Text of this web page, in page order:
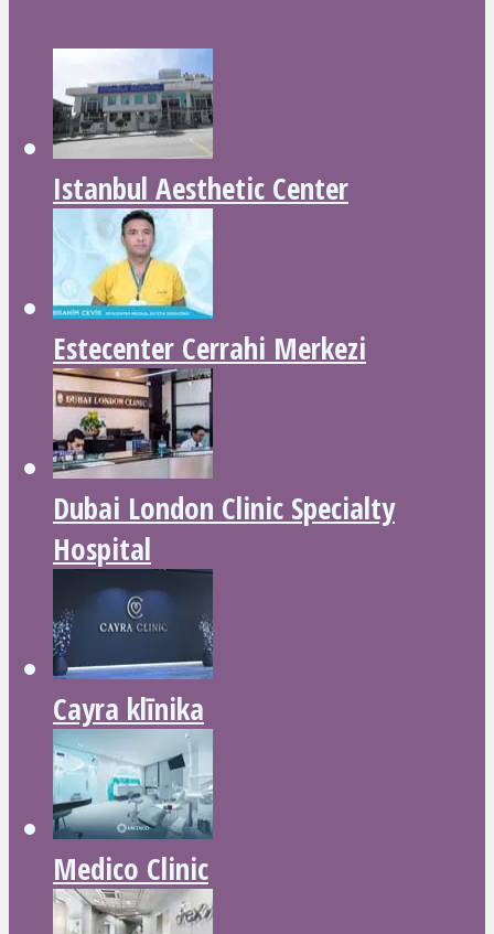
Istanbul Aesthetic Center
Estecenter Cerrahi Merkezi
Dubai London Clinic Specialty
Hospital
Cayra klīnika
Medico Clinic